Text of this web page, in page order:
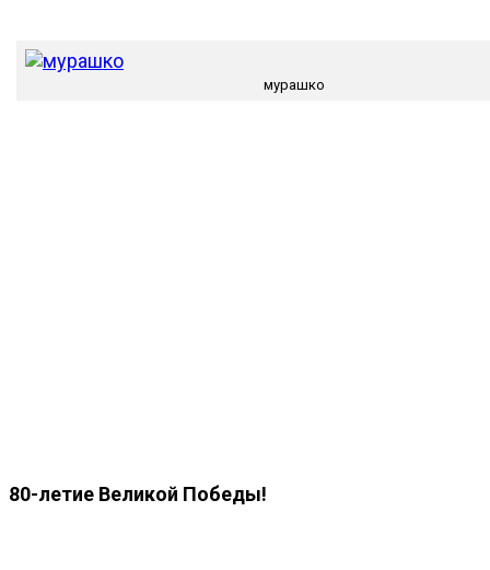
мурашко
80-летие Великой Победы!